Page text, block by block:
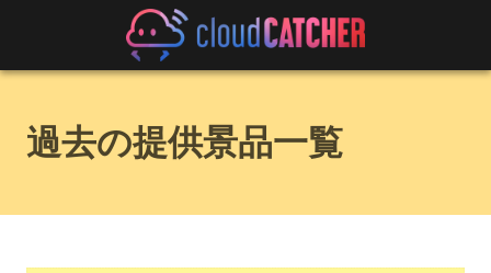
過去の提供景品一覧